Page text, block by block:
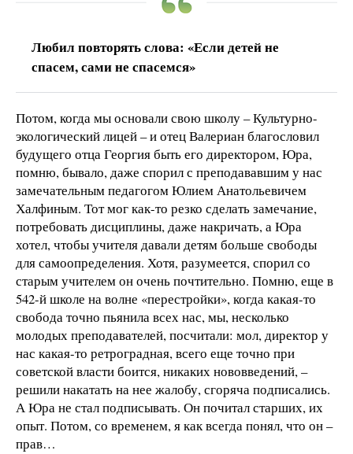
Любил повторять слова: «Если детей не
спасем, сами не спасемся»
Потом, когда мы основали свою школу – Культурно-
экологический лицей – и отец Валериан благословил
будущего отца Георгия быть его директором, Юра,
помню, бывало, даже спорил с преподававшим у нас
замечательным педагогом Юлием Анатольевичем
Халфиным. Тот мог как-то резко сделать замечание,
потребовать дисциплины, даже накричать, а Юра
хотел, чтобы учителя давали детям больше свободы
для самоопределения. Хотя, разумеется, спорил со
старым учителем он очень почтительно. Помню, еще в
542-й школе на волне «перестройки», когда какая-то
свобода точно пьянила всех нас, мы, несколько
молодых преподавателей, посчитали: мол, директор у
нас какая-то ретроградная, всего еще точно при
советской власти боится, никаких нововведений, –
решили накатать на нее жалобу, сгоряча подписались.
А Юра не стал подписывать. Он почитал старших, их
опыт. Потом, со временем, я как всегда понял, что он –
прав…